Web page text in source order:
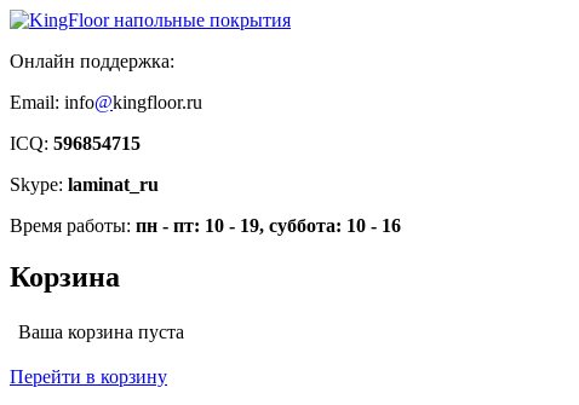
Онлайн поддержка:
Email: info@kingfloor.ru
ICQ: 596854715
Skype: laminat_ru
Время работы: пн - пт: 10 - 19, суббота: 10 - 16
Корзина
Ваша корзина пуста
Перейти в корзину